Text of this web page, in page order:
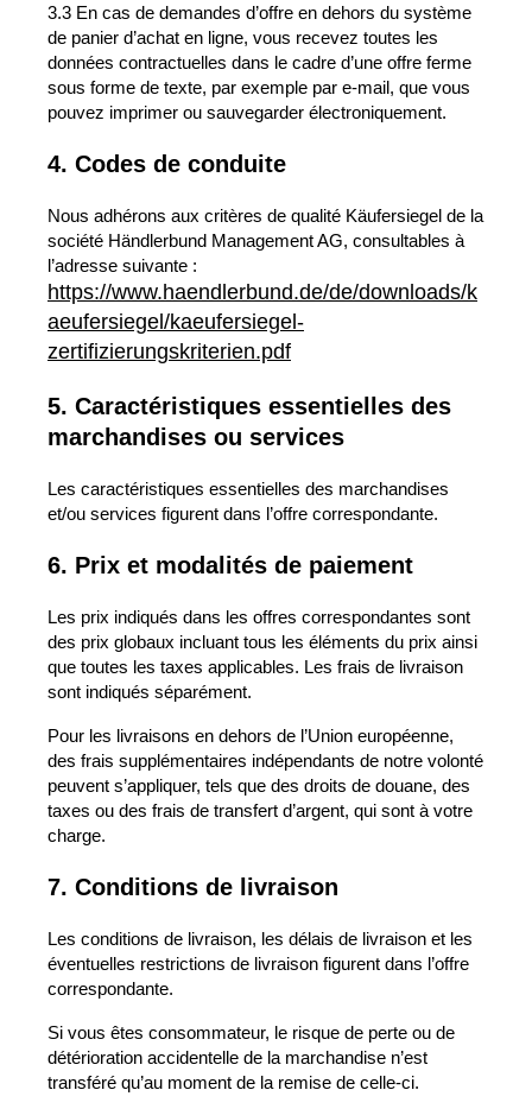
3.3 En cas de demandes d’offre en dehors du système
de panier d’achat en ligne, vous recevez toutes les
données contractuelles dans le cadre d’une offre ferme
sous forme de texte, par exemple par e-mail, que vous
pouvez imprimer ou sauvegarder électroniquement.
4. Codes de conduite
Nous adhérons aux critères de qualité Käufersiegel de la
société Händlerbund Management AG, consultables à
l’adresse suivante :
https://www.haendlerbund.de/de/downloads/k
aeufersiegel/kaeufersiegel-
zertifizierungskriterien.pdf
5. Caractéristiques essentielles des
marchandises ou services
Les caractéristiques essentielles des marchandises
et/ou services figurent dans l’offre correspondante.
6. Prix et modalités de paiement
Les prix indiqués dans les offres correspondantes sont
des prix globaux incluant tous les éléments du prix ainsi
que toutes les taxes applicables. Les frais de livraison
sont indiqués séparément.
Pour les livraisons en dehors de l’Union européenne,
des frais supplémentaires indépendants de notre volonté
peuvent s’appliquer, tels que des droits de douane, des
taxes ou des frais de transfert d’argent, qui sont à votre
charge.
7. Conditions de livraison
Les conditions de livraison, les délais de livraison et les
éventuelles restrictions de livraison figurent dans l’offre
correspondante.
Si vous êtes consommateur, le risque de perte ou de
détérioration accidentelle de la marchandise n’est
transféré qu’au moment de la remise de celle-ci.